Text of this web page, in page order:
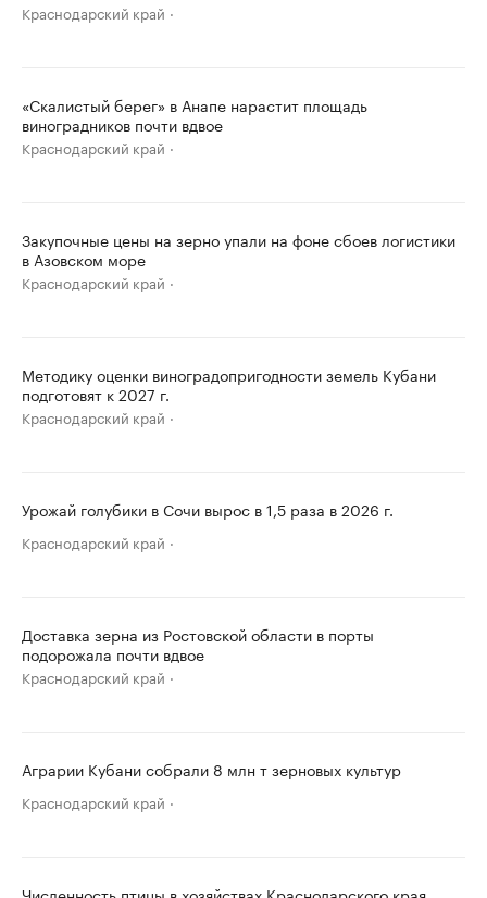
Краснодарский край
«Скалистый берег» в Анапе нарастит площадь
виноградников почти вдвое
Краснодарский край
Закупочные цены на зерно упали на фоне сбоев логистики
в Азовском море
Краснодарский край
Методику оценки виноградопригодности земель Кубани
подготовят к 2027 г.
Краснодарский край
Урожай голубики в Сочи вырос в 1,5 раза в 2026 г.
Краснодарский край
Доставка зерна из Ростовской области в порты
подорожала почти вдвое
Краснодарский край
Аграрии Кубани собрали 8 млн т зерновых культур
Краснодарский край